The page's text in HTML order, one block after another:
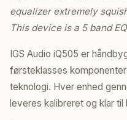
equalizer extremely
This device is a 5 band
IGS Audio iQ505 er
førsteklasses
teknologi. Hver enhed
leveres kalibreret og klar til